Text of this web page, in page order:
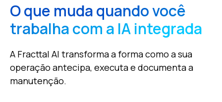
O que muda quando você
trabalha com a IA integrada
A Fracttal AI transforma a forma como a sua
operação antecipa, executa e documenta a
manutenção.